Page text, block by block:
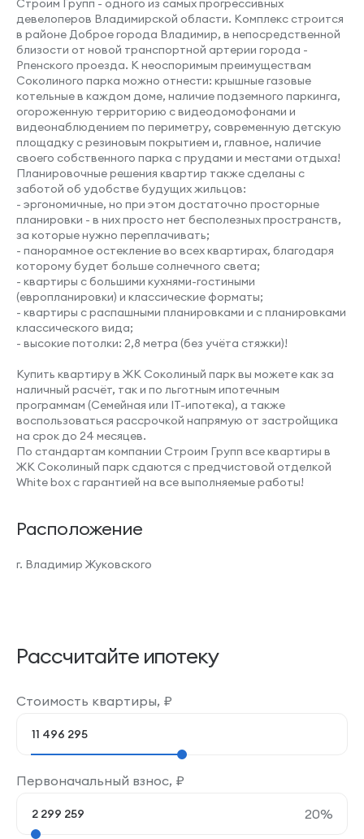
Угловая комната
Место под шкаф
Вид во двор
Строим Групп - одного из самых прогрессивных
девелоперов Владимирской области. Комплекс строится
в районе Доброе города Владимир, в непосредственной
близости от новой транспортной артерии города -
Рпенского проезда. К неоспоримым преимуществам
Соколиного парка можно отнести: крышные газовые
котельные в каждом доме, наличие подземного паркинга,
огороженную территорию с видеодомофонами и
видеонаблюдением по периметру, современную детскую
площадку с резиновым покрытием и, главное, наличие
своего собственного парка с прудами и местами отдыха!
Планировочные решения квартир также сделаны с
заботой об удобстве будущих жильцов:
- эргономичные, но при этом достаточно просторные
планировки - в них просто нет бесполезных пространств,
за которые нужно переплачивать;
- панорамное остекление во всех квартирах, благодаря
которому будет больше солнечного света;
- квартиры с большими кухнями-гостиными
(европланировки) и классические форматы;
- квартиры с распашными планировками и с планировками
классического вида;
- высокие потолки: 2,8 метра (без учёта стяжки)!
Купить квартиру в ЖК Соколиный парк вы можете как за
наличный расчёт, так и по льготным ипотечным
программам (Семейная или IT-ипотека), а также
воспользоваться рассрочкой напрямую от застройщика
на срок до 24 месяцев.
По стандартам компании Строим Групп все квартиры в
ЖК Соколиный парк сдаются с предчистовой отделкой
White box с гарантией на все выполняемые работы!
Расположение
г. Владимир Жуковского
Рассчитайте ипотеку
Стоимость квартиры, ₽
Первоначальный взнос, ₽
20%